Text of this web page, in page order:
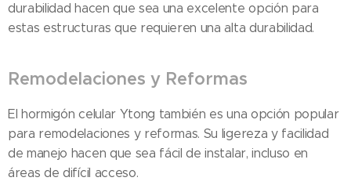
durabilidad hacen que sea una excelente opción para
estas estructuras que requieren una alta durabilidad.
Remodelaciones y Reformas
El hormigón celular Ytong también es una opción popular
para remodelaciones y reformas. Su ligereza y facilidad
de manejo hacen que sea fácil de instalar, incluso en
áreas de difícil acceso.